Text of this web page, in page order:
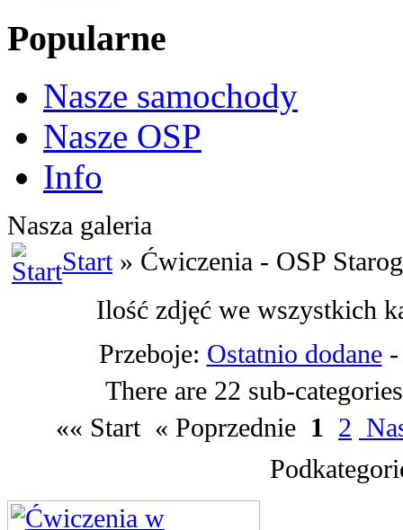
Popularne
Nasze samochody
Nasze OSP
Info
Nasza galeria
Start» Ćwiczenia - OSP
Ilość zdjęć we wszystkich
Przeboje: Ostatnio dodane
There are 22 sub-
«« Start « Poprzednie 1 2